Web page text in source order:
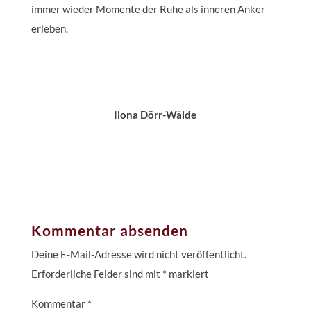
immer wieder Momente der Ruhe als inneren Anker
erleben.
Ilona Dörr-Wälde
Kommentar absenden
Deine E-Mail-Adresse wird nicht veröffentlicht.
Erforderliche Felder sind mit * markiert
Kommentar *